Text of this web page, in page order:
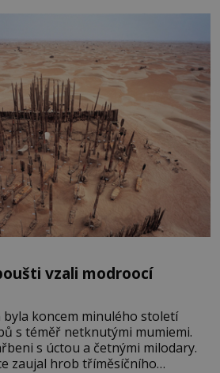
vzali modroocí
koncem minulého století
s téměř netknutými mumiemi.
s úctou a četnými milodary.
zaujal hrob tříměsíčního